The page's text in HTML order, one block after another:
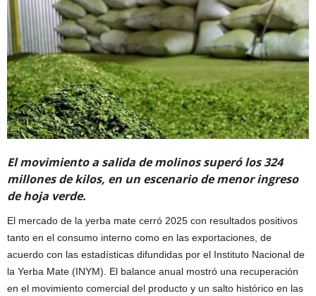
El movimiento a salida de molinos superó los 324
millones de kilos, en un escenario de menor ingreso
de hoja verde.
El mercado de la yerba mate cerró 2025 con resultados positivos
tanto en el consumo interno como en las exportaciones, de
acuerdo con las estadísticas difundidas por el Instituto Nacional de
la Yerba Mate (INYM). El balance anual mostró una recuperación
en el movimiento comercial del producto y un salto histórico en las